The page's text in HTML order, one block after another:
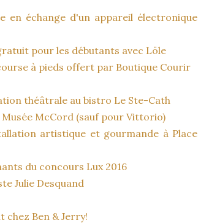
en échange d'un appareil électronique
pour les débutants avec Löle
à pieds offert par Boutique Courir
théâtrale au bistro Le Ste-Cath
McCord (sauf pour Vittorio)
artistique et gourmande à Place
du concours Lux 2016
Julie Desquand
Ben & Jerry!